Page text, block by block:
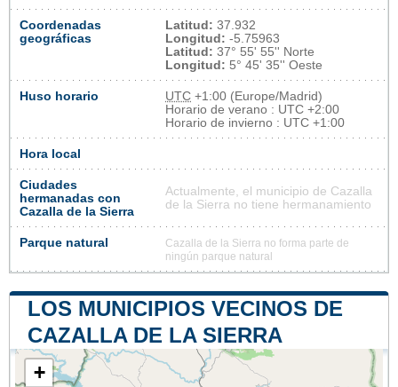
Coordenadas
geográficas
Latitud: 37.932
Longitud: -5.75963
Latitud: 37° 55' 55'' Norte
Longitud: 5° 45' 35'' Oeste
Huso horario UTC +1:00 (Europe/Madrid)
Horario de verano : UTC +2:00
Horario de invierno : UTC +1:00
Hora local
Ciudades
hermanadas con
Cazalla de la Sierra
Actualmente, el municipio de Cazalla
de la Sierra no tiene hermanamiento
Parque natural
Cazalla de la Sierra no forma parte de
ningún parque natural
LOS MUNICIPIOS VECINOS DE
CAZALLA DE LA SIERRA
+